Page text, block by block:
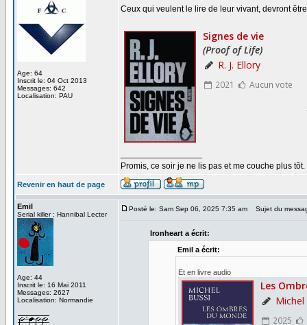
Age: 64
Inscrit le: 04 Oct 2013
Messages: 642
Localisation: PAU
Ceux qui veulent le lire de leur vivant, devront
Promis, ce soir je ne lis pas et me couche plus tôt.
Revenir en haut de page
Emil
Serial killer : Hannibal Lecter
Age: 44
Inscrit le: 16 Mai 2011
Messages: 2627
Localisation: Normandie
Posté le: Sam Sep 06, 2025 7:35 am Sujet du
Ironheart a écrit:
Emil a écrit:
Et en livre audio